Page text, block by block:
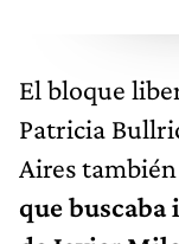
El bloque
Patricia
Aires también
que